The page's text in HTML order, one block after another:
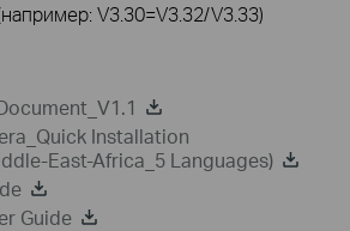
V3.30=V3.32/V3.33)
Installation
East-Africa_5 Languages)
Guide